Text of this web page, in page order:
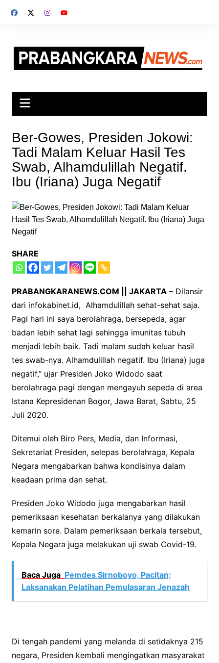
Ber-Gowes, Presiden Jokowi:
Tadi Malam Keluar Hasil Tes
Swab, Alhamdulillah Negatif.
Ibu (Iriana) Juga Negatif
SHARE
PRABANGKARANEWS.COM || JAKARTA – Dilansir
dari infokabinet.id, Alhamdulillah sehat-sehat saja.
Pagi hari ini saya berolahraga, bersepeda, agar
badan lebih sehat lagi sehingga imunitas tubuh
menjadi lebih baik. Tadi malam sudah keluar hasil
tes swab-nya. Alhamdulillah negatif. Ibu (Iriana) juga
negatif,” ujar Presiden Joko Widodo saat
berolahraga pagi dengan mengayuh sepeda di area
Istana Kepresidenan Bogor, Jawa Barat, Sabtu, 25
Juli 2020.
Ditemui oleh Biro Pers, Media, dan Informasi,
Sekretariat Presiden, selepas berolahraga, Kepala
Negara mengabarkan bahwa kondisinya dalam
keadaan prima dan sehat.
Presiden Joko Widodo juga mengabarkan hasil
pemeriksaan kesehatan berkalanya yang dilakukan
kemarin sore. Dalam pemeriksaan berkala tersebut,
Kepala Negara juga melakukan uji swab Covid-19.
Baca Juga Pemdes Sirnoboyo, Pacitan;
Laksanakan Pelatihan Pemulasaran Jenazah
Di tengah pandemi yang melanda di setidaknya 215
negara, Presiden kembali mengingatkan masyarakat